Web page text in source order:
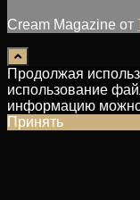
Cream Magazine от
Продолжая
использование
информацию
Принять